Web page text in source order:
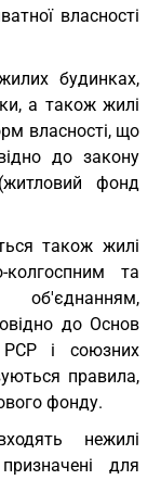
власності
будинках,
а також жилі
власності, що
до закону
фонд
також жилі
та
об'єднанням,
до Основ
РСР і союзних
правила,
фонду.
нежилі
для